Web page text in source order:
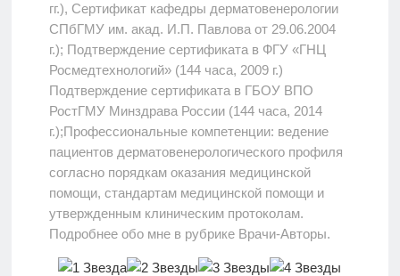
гг.), Сертификат кафедры дерматовенерологии
СПбГМУ им. акад. И.П. Павлова от 29.06.2004
г.); Подтверждение сертификата в ФГУ «ГНЦ
Росмедтехнологий» (144 часа, 2009 г.)
Подтверждение сертификата в ГБОУ ВПО
РостГМУ Минздрава России (144 часа, 2014
г.);Профессиональные компетенции: ведение
пациентов дерматовенерологического профиля
согласно порядкам оказания медицинской
помощи, стандартам медицинской помощи и
утвержденным клиническим протоколам.
Подробнее обо мне в рубрике Врачи-Авторы.